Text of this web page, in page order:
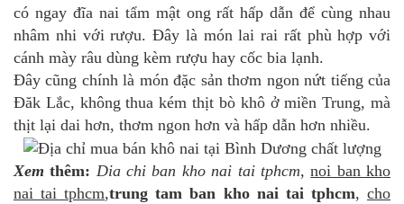
có ngay đĩa nai tẩm mật ong rất hấp dẫn để cùng nhau
nhâm nhi với rượu. Đây là món lai rai rất phù hợp với
cánh mày râu dùng kèm rượu hay cốc bia lạnh.
Đây cũng chính là món đặc sản thơm ngon nứt tiếng của
Đăk Lắc, không thua kém thịt bò khô ở miền Trung, mà
thịt lại dai hơn, thơm ngon hơn và hấp dẫn hơn nhiều.
Xemthêm: Diachi ban kho nai tai tphcm,noi ban kho
nai tai tphcm,trung tam ban kho nai tai tphcm,cho